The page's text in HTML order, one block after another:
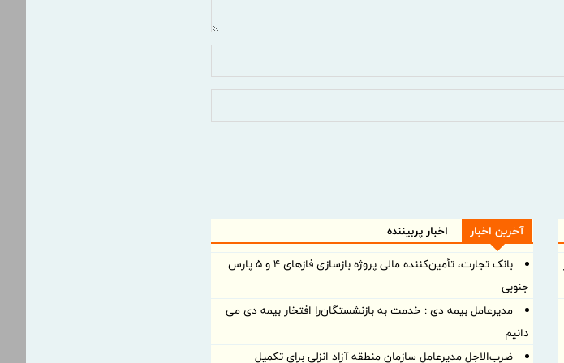
آخرین اخبار
اخبار پربیننده
بانک تجارت، تأمین‌کننده مالی پروژه بازسازی فازهای ۴ و ۵ پارس
جنوبی
مدیرعامل بیمه دی : خدمت به بازنشستگان‌را افتخار بیمه دی می
دانیم
ضرب‌الاجل مدیرعامل سازمان منطقه آزاد انزلی برای تكمیل